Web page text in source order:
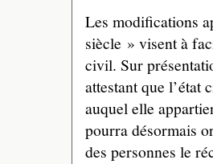
Les modifications
siècle » visent à
civil. Sur
attestant que l’état
auquel elle
pourra désormais
des personnes le